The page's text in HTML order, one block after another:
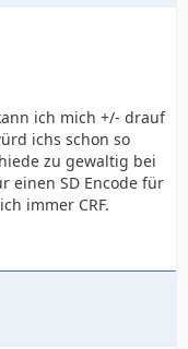
ich mich +/- drauf
ichs schon so
zu gewaltig bei
einen SD Encode für
immer CRF.